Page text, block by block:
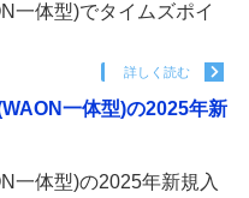
一体型)でタイムズポイ
詳しく読む
一体型)の2025年新
一体型)の2025年新規入